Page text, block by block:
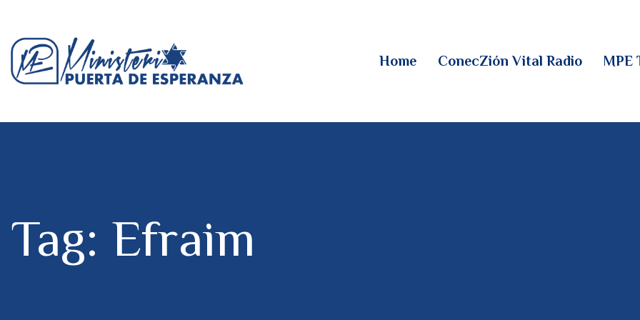
Home ConecZión Vital Radio MPE
Tag: Efraim
CONECZIÓN VITAL
MPE TV